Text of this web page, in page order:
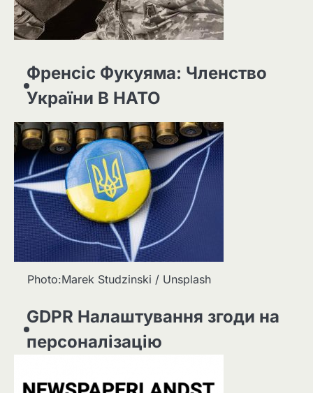
Френсіс Фукуяма: Членство
України В НАТО
Photo:Marek Studzinski / Unsplash
GDPR Налаштування згоди на
персоналізацію